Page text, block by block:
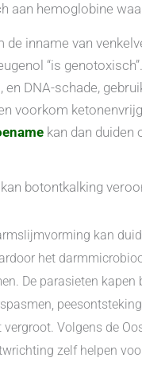
aan hemoglobine
de inname van
“is
, en DNA-schade,
voorkom
kan dan duiden
botontkalking
kan
het
De parasieten
vergroot. Volgens de
zelf helpen